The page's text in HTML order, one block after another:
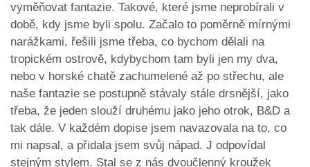
vyměňovat fantazie. Takové, které jsme neprobírali v
době, kdy jsme byli spolu. Začalo to poměrně mírnými
narážkami, řešili jsme třeba, co bychom dělali na
tropickém ostrově, kdybychom tam byli jen my dva,
nebo v horské chatě zachumelené až po střechu, ale
naše fantazie se postupně stávaly stále drsnější, jako
třeba, že jeden slouží druhému jako jeho otrok, B&D a
tak dále. V každém dopise jsem navazovala na to, co
mi napsal, a přidala jsem svůj nápad. J odpovídal
stejným stylem. Stal se z nás dvoučlenný kroužek